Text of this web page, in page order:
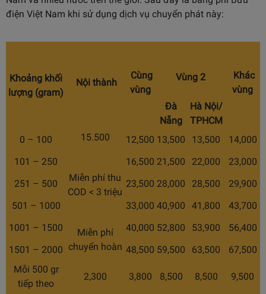
điện Việt Nam khi sử dụng dịch vụ chuyển phát này:
Khoảng khối
lượng (gram)
Nội thành
Cùng
vùng
Vùng 2
Khác
vùng
Đà
Nẵng
Hà Nội/
TPHCM
0 – 100
15.500
Miễn phí thu
COD < 3 triệu
Miễn phí
chuyển hoàn
12,500 13,500 13,500
14,000
101 – 250
16,500 21,500 22,000
23,000
251 – 500
23,500 28,000 28,500
29,900
501 – 1000
33,000 40,900 41,800
43,700
1001 – 1500
40,000 52,800 53,900
56,400
1501 – 2000
48,500 59,500 63,500
67,500
Mỗi 500 gr
tiếp theo
2,300 3,800 8,500 8,500 9,500